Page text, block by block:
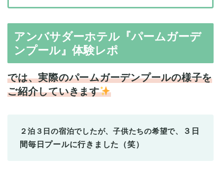
アンバサダーホテル『パームガーデ
ンプール』体験レポ
では、実際のパームガーデンプールの様子を
ご紹介していきます
２泊３日の宿泊でしたが、子供たちの希望で、
３日
間毎日プールに行きました（笑）